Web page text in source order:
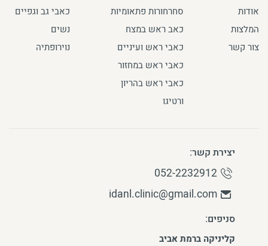
אודות
המלצות
צור קשר
סחרחורות פתאומיות
כאב ראש במצח
כאבי ראש ועיניים
כאבי ראש במחזור
כאבי ראש בהריון
ורטיגו
כאבי גב וגפיים
נשים
נוירופתיה
יצירת קשר:
052-2232912
idanl.clinic@gmail.com
סניפים:
קליניקה ברמת אביב